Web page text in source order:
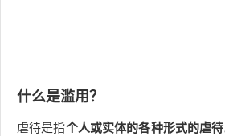
什么是滥用？
虐待是指个人或实体的各种形式的虐待